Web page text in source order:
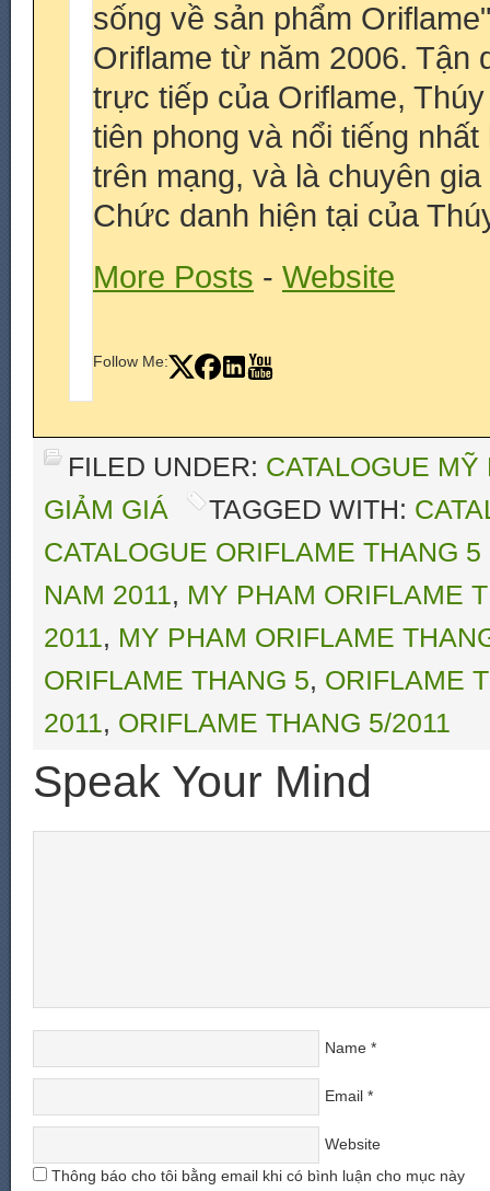
sống về sản phẩm
Oriflame từ năm 2006. Tận
trực tiếp của Oriflame,
tiên phong và nổi tiếng
trên mạng, và là chuyên
Chức danh hiện tại của
More Posts - Website
Follow Me:
FILED UNDER: CATALOGUE
GIẢM GIÁ
TAGGED WITH:
CATALOGUE ORIFLAME THANG 5
NAM 2011, MY PHAM ORIFLAME
2011, MY PHAM ORIFLAME
ORIFLAME THANG 5, ORIFLAME
2011, ORIFLAME THANG 5/2011
Speak Your Mind
Name *
Email *
Website
Thông báo cho tôi bằng email khi có bình luận cho mục này